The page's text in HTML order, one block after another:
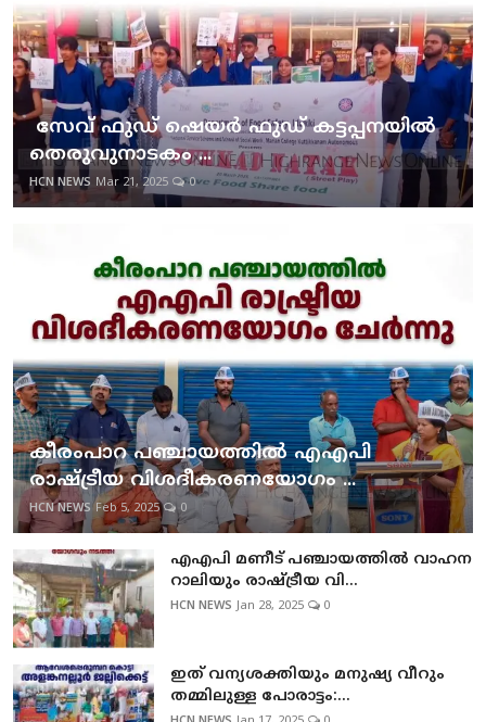
സേവ് ഫുഡ് ഷെയര്‍ ഫുഡ് കട്ടപ്പനയില്‍
തെരുവുനാടകം ...
HCN NEWS Mar 21, 2025 0
കീരംപാറ പഞ്ചായത്തില്‍ എഎപി
രാഷ്ട്രീയ വിശദീകരണയോഗം ...
HCN NEWS Feb 5, 2025 0
എഎപി മണീട് പഞ്ചായത്തില്‍ വാഹന
റാലിയും രാഷ്ട്രീയ വി...
HCN NEWS Jan 28, 2025 0
ഇത് വന്യശക്തിയും മനുഷ്യ വീറും
തമ്മിലുള്ള പോരാട്ടം:...